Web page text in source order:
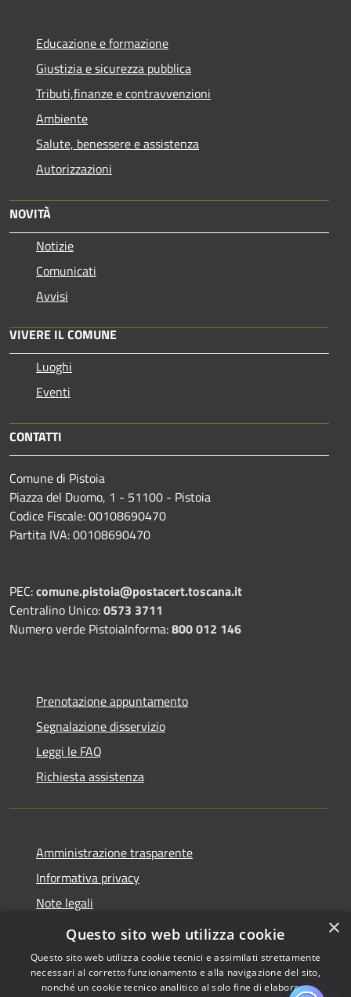
Educazione e formazione
Giustizia e sicurezza pubblica
Tributi,finanze e contravvenzioni
Ambiente
Salute, benessere e assistenza
Autorizzazioni
NOVITÀ
Notizie
Comunicati
Avvisi
VIVERE IL COMUNE
Luoghi
Eventi
CONTATTI
Comune di Pistoia
Piazza del Duomo, 1 - 51100 - Pistoia
Codice Fiscale: 00108690470
Partita IVA: 00108690470
PEC:comune.pistoia@postacert.toscana.it
Centralino Unico:0573 3711
Numero verde PistoiaInforma:800 012 146
Prenotazione appuntamento
Segnalazione disservizio
Leggi le FAQ
Richiesta assistenza
Amministrazione trasparente
Informativa privacy
Note legali
Dichiarazione di accessibilità
×
Questo sito web utilizza cookie
Questo sito web utilizza cookie tecnici e assimilati strettamente
necessari al corretto funzionamento e alla navigazione del sito,
nonché un cookie tecnico analitico al solo fine di elaborare